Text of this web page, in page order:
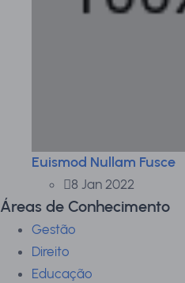
Euismod Nullam Fusce
8 Jan 2022
Áreas de Conhecimento
Gestão
Direito
Educação